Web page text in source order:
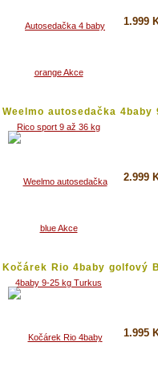
1.999
Weelmo autosedačka 4baby
kg...
2.999
Kočárek Rio 4baby golfový
Akce
1.995